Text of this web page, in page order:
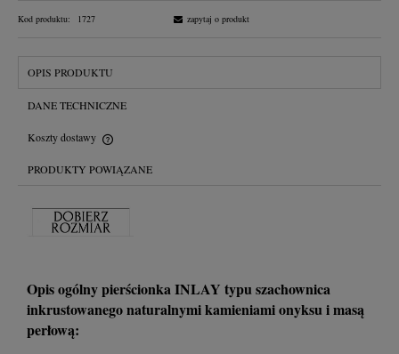
Kod produktu: 1727 zapytaj o produkt
OPIS PRODUKTU
DANE TECHNICZNE
Koszty dostawy
Cena nie zawiera ewentualnych kosztów płatności
PRODUKTY POWIĄZANE
Opis ogólny pierścionka INLAY typu szachownica
inkrustowanego naturalnymi kamieniami onyksu i masą
perłową: